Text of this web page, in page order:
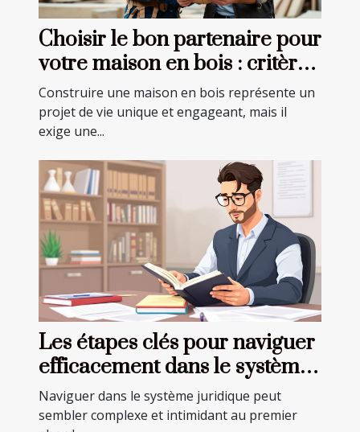
Choisir le bon partenaire pour
votre maison en bois : critères
essentiels
Construire une maison en bois représente un
projet de vie unique et engageant, mais il
exige une...
Les étapes clés pour naviguer
efficacement dans le système
juridique
Naviguer dans le système juridique peut
sembler complexe et intimidant au premier